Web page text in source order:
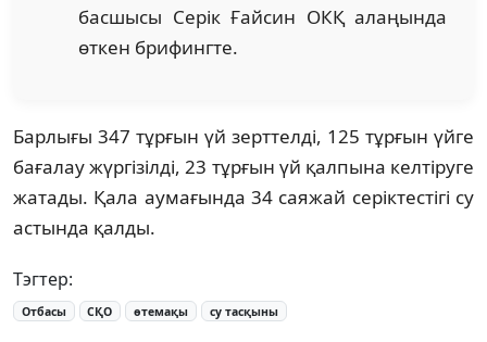
басшысы Серік Ғайсин ОКҚ алаңында
өткен брифингте.
Барлығы 347 тұрғын үй зерттелді, 125 тұрғын үйге
бағалау жүргізілді, 23 тұрғын үй қалпына келтіруге
жатады. Қала аумағында 34 саяжай серіктестігі су
астында қалды.
Тэгтер:
Отбасы СҚО өтемақы су тасқыны